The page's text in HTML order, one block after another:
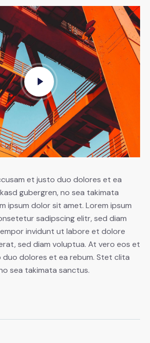
et justo duo dolores et ea
gubergren, no sea takimata
ipsum dolor sit amet. Lorem ipsum
sadipscing elitr, sed diam
invidunt ut labore et dolore
sed diam voluptua. At vero eos et
dolores et ea rebum. Stet clita
sea takimata sanctus.